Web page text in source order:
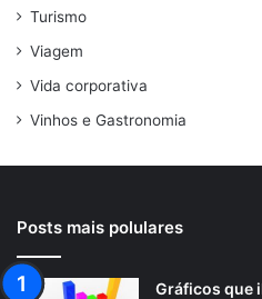
Turismo
Viagem
Vida corporativa
Vinhos e Gastronomia
Posts mais polulares
Gráficos que